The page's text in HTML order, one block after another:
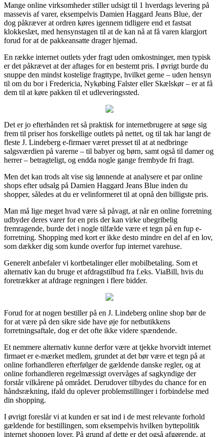
Mange online virksomheder stiller udsigt til 1 hverdags levering på
massevis af varer, eksempelvis Damien Haggard Jeans Blue, der
dog påkræver at ordren køres igennem tidligere end et fastsat
klokkeslæt, med hensynstagen til at de kan nå at få varen klargjort
forud for at de pakkeansatte drager hjemad.
En række internet outlets yder fragt uden omkostninger, men typisk
er det påkrævet at der aftages for en bestemt pris. I øvrigt burde du
snuppe den mindst kostelige fragttype, hvilket gerne – uden hensyn
til om du bor i Fredericia, Nykøbing Falster eller Skælskør – er at få
dem til at køre pakken til et udleveringssted.
Det er jo efterhånden ret så praktisk for internetbrugere at søge sig
frem til priser hos forskellige outlets på nettet, og til tak har langt de
fleste J. Lindeberg e-firmaer været presset til at at nedbringe
salgsværdien på varerne – til babyer og børn, samt også til damer og
herrer – betragteligt, og endda nogle gange frembyde fri fragt.
Men det kan trods alt vise sig lønnende at analysere et par online
shops efter udsalg på Damien Haggard Jeans Blue inden du
shopper, således at du er velinformeret til at opnå den billigste pris.
Man må lige meget hvad være så påvagt, at når en online forretning
udbyder deres varer for en pris der kan virke ubegribelig
fremragende, burde det i nogle tilfælde være et tegn på en fup e-
forretning. Shopping med kort er ikke desto mindre en del af en lov,
som dækker dig som kunde overfor fup internet varehuse.
Generelt anbefaler vi kortbetalinger eller mobilbetaling. Som et
alternativ kan du bruge et afdragstilbud fra f.eks. ViaBill, hvis du
foretrækker at afdrage regningen i flere bidder.
Forud for at nogen bestiller på en J. Lindeberg online shop bør de
for at være på den sikre side have øje for netbutikkens
forretningsaftale, dog er det ofte ikke videre spændende.
Et nemmere alternativ kunne derfor være at tjekke hvorvidt internet
firmaet er e-mærket medlem, grundet at det bør være et tegn på at
online forhandleren efterfølger de gældende danske regler, og at
online forhandleren regelmæssigt overvåges af sagkyndige der
forstår vilkårene på området. Derudover tilbydes du chance for en
håndsrækning, ifald du oplever problemstillinger i forbindelse med
din shopping.
I øvrigt foreslår vi at kunden er sat ind i de mest relevante forhold
gældende for bestillingen, som eksempelvis hvilken byttepolitik
internet shoppen lover. På grund af dette er det også afgørende, at